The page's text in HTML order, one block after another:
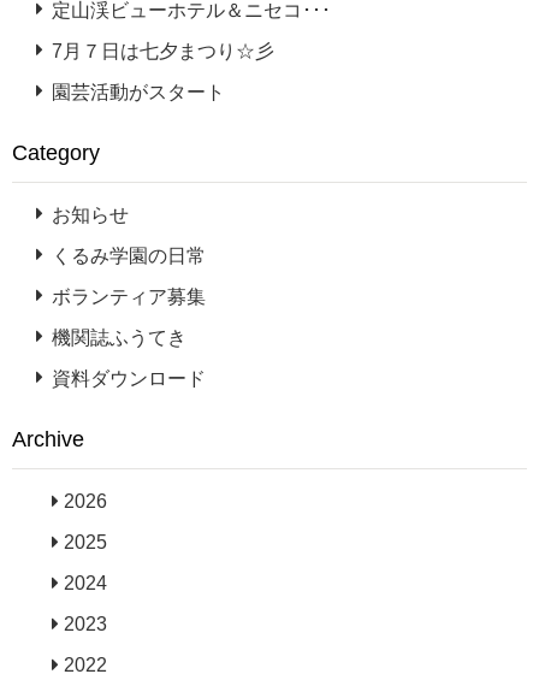
定山渓ビューホテル＆ニセコ･･･
7月７日は七夕まつり☆彡
園芸活動がスタート
Category
お知らせ
くるみ学園の日常
ボランティア募集
機関誌ふうてき
資料ダウンロード
Archive
2026
2025
2024
2023
2022